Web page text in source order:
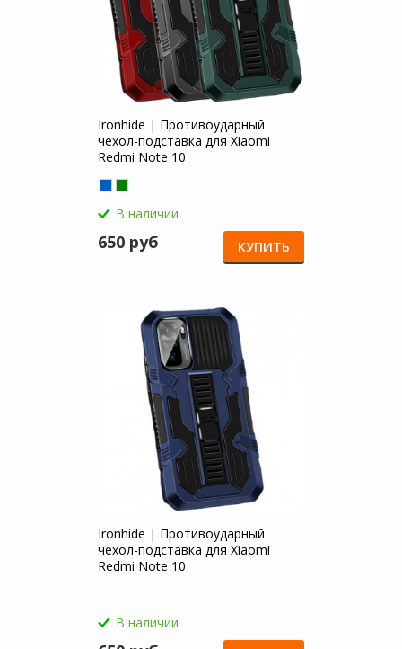
Ironhide | Противоударный
чехол-подставка для Xiaomi
Redmi Note 10
В наличии
650 руб КУПИТЬ
Ironhide | Противоударный
чехол-подставка для Xiaomi
Redmi Note 10
В наличии